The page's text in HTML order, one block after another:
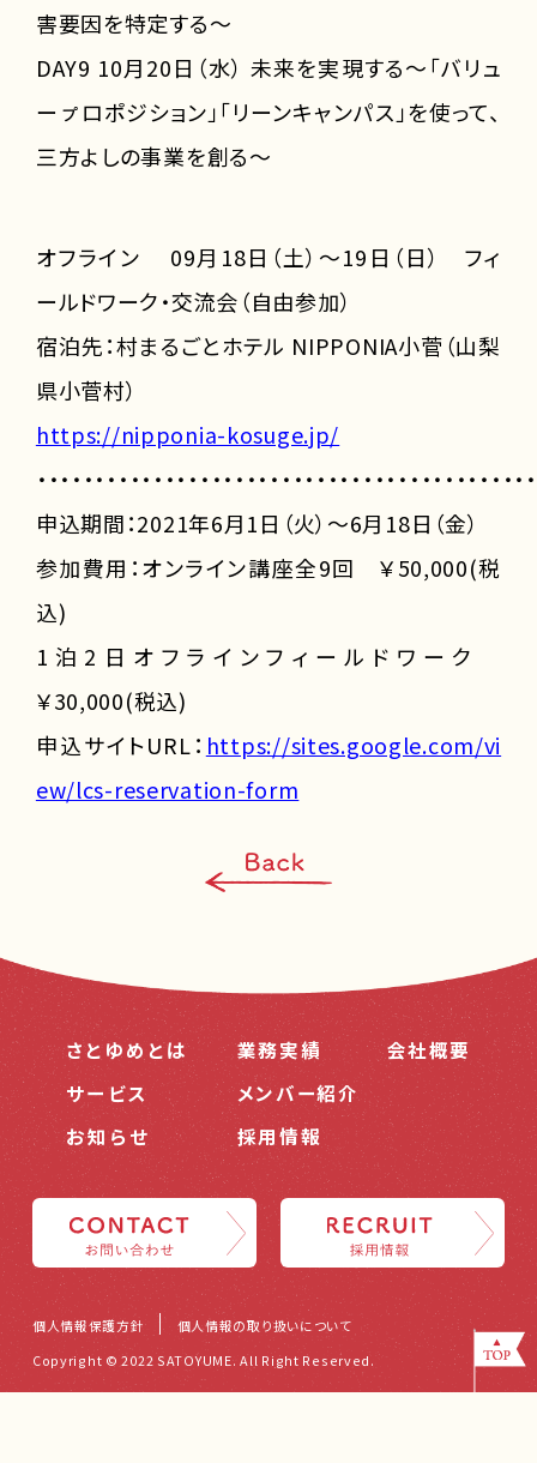
害要因を特定する～
DAY9 10月20日（水） 未来を実現する～「バリュ
ーㇷ゚ロポジション」「リーンキャンパス」を使って、
三方よしの事業を創る～
オフライン 09月18日（土）～19日（日） フィ
ールドワーク・交流会（自由参加）
宿泊先：村まるごとホテル NIPPONIA小菅（山梨
県小菅村）
https://nipponia-kosuge.jp/
・・・・・・・・・・・・・・・・・・・・・・・・・・・・・・・・・・・・・・・・・・
申込期間：2021年6月1日（火）～6月18日（金）
参加費用：オンライン講座全9回 ￥50,000(税
込)
1泊2日オフラインフィールドワーク
￥30,000(税込)
申込サイトURL： https://sites.google.com/vi
ew/lcs-reservation-form
さとゆめとは
サービス
お知らせ
業務実績
メンバー紹介
採用情報
会社概要
個人情報保護方針
個人情報の取り扱いについて
Copyright © 2022 SATOYUME. All Right Reserved.